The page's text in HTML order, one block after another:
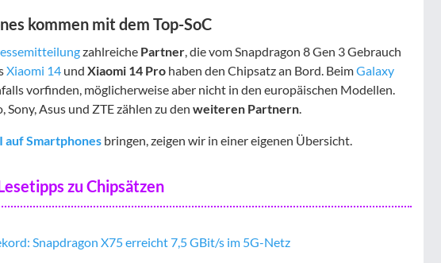
kommen mit dem Top-SoC
zahlreiche Partner, die vom Snapdragon 8 Gen 3 Gebrauch
Xiaomi 14 und Xiaomi 14 Pro haben den Chipsatz an Bord. BeimGalaxy
vorfinden, möglicherweise aber nicht in den europäischen Modellen.
Asus und ZTE zählen zu den weiteren Partnern.
auf Smartphones bringen, zeigen wir in einer eigenen Übersicht.
zu Chipsätzen
Snapdragon X75 erreicht 7,5 GBit/s im 5G-Netz